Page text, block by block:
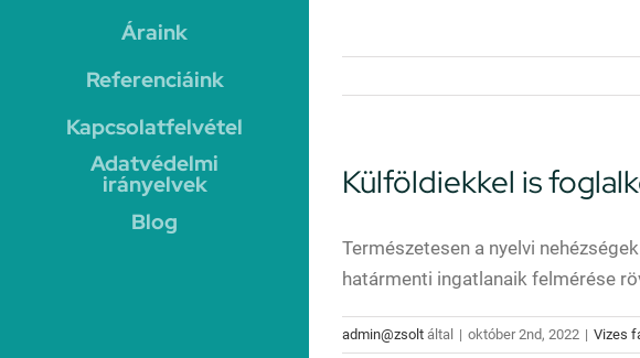
Áraink
Referenciáink
Kapcsolatfelvétel
Adatvédelmi
irányelvek
Blog
Külföldiekkel is
Természetesen a nyelvi
határmenti ingatlanaik felmérése
admin@zsolt által | október 2nd, 2022 | Vizes